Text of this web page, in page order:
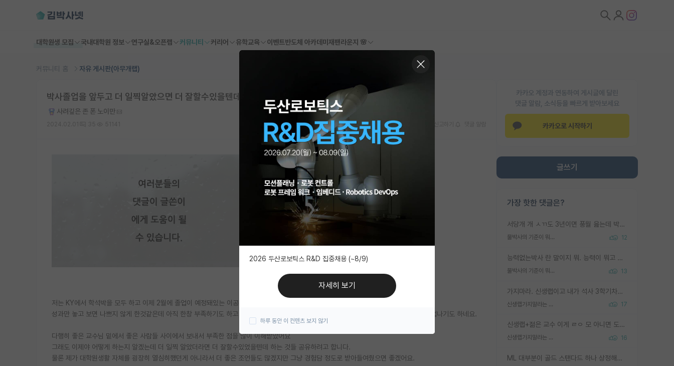
대학원생 모집 국내대학원 정보 연구실&오픈랩 커뮤니티 커리어 유학교육 이벤트반도체 아카데미 재팬라운지 🌸
커뮤니티 홈 자유 게시판(아무개랩)
카카오 계정과 연동하여 게시글에 달린
댓글 알람, 소식등을 빠르게 받아보세요
카카오로 시작하기
글쓰기
가장 핫한 댓글은?
서당개 개 ㅅㄲ도 3년이면 풍월 읊는데 박사 5년 이상 대리고 있으면서 물된건 교수 탓 맞는ㄱ게 거기가 서당이 아니란 소리임
물박사의 기준이 뭐임? 12
능력없는박사 란 말이지 뭐. 능력이 뭐고 능력이 있다는게 뭔지는 사람마다 기준이 다르니까 얘기해봐야 서로 자기 기준만 얘기해서 논쟁이 끝이 안나고. 주위에서 능력있고 야심있는 신입생이 교수가 유의미한 피드백을 아예 안주면서 제대로된 과제에 참여해볼 기회도 제공하지 않고 잡일 뺑뺑이만 돌려서 맨날 단순작업만 하면서 밤새다가 눈빛이 점점 죽어가는걸 본 사람은 물박사는 교수탓이라고 하고, 교수는 이것저것 알려도 주고 기회도 주고 사수 동기 붙여주면서 어떻게든 끌고가려고 하는데 본인이 매일 뺀질거리면서 출근 하는둥마는둥 하다가 기껏 와서도 폰이나 쳐다보다가 실험 망치고 저녁약속있어서 먼저 가볼게요~ 하는걸 본 사람은 물박사는 본인탓이라고 함.
물박사의 기준이 뭐임? 13
가지마라. 신생랩이고 내가 석사 3학기차인데 최고참인데 나도 아무것도 모르는데 교수가 후배들 왜 논문 교육 안시키냐. 논문 왜 안 써오냐 닦달한다
신생랩가지말라는 이유가 있었구나 17
신생랩+젊은 교수 이게 ㄹㅇ 모 아니면 도인듯.
신생랩가지말라는 이유가 있었구나 16
ML 대부분이 골드 스탠다드 하나 상정해놓고 (벤치마크 데이터셋이 여러 개면 여러 개 상정) 그거 얼마나 잘 맞추나 싸움임 가끔 번뜩이는 설계 철학을 보여주는 논문들도 있지만 대부분 그거 성적 얼마나 더 올리느라에 혈안이 되어 있는 측면이 잇음
박사졸업을 앞두고 더 일찍알았으면 더 잘할수있을텐데 싶은 것들
사려깊은 존 폰 노이만
저는 KY에서 학석박을 모두 하고 이제 2월에 졸업이 예정돼있는 이공계 말하는 감자입니다.(ML/CS x)
성과만 놓고 보면 나쁘지 않게 한것같은데 아직 한창 부족하기도 하고 이제야 대학원생활을 본격적으로 해볼 마음이 생겼는데 졸업하게 돼서 겁나기도 하네요.
다행히 좋은 교수님 밑에서 좋은 사람들 사이에서 보내서 부족한 점을 많이 이해받았어요
그래도 이제야 어떻게 하는지 알겠는데 더 일찍 알았더라면 더 잘할수있었을텐데 하는 것들 공유하려고 합니다.
물론 제가 대학원생활 자체를 굉장히 열심히했던게 아니라서 더 좋은 조언들도 많겠지만 그냥 경험담 정도로 받아들여줬으면 좋겠어요.
2026 두산로보틱스 R&D 집중채용 (~8/9)
자세히 보기
하루 동안 이 컨텐츠 보지 않기